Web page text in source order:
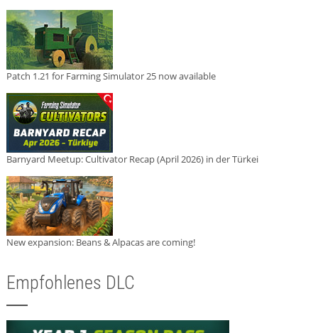
Patch 1.21 for Farming Simulator 25 now available
Barnyard Meetup: Cultivator Recap (April 2026) in der Türkei
New expansion: Beans & Alpacas are coming!
Empfohlenes DLC